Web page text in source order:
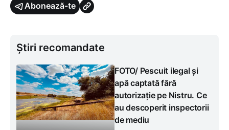
Abonează-te
Știri recomandate
FOTO/ Pescuit ilegal și
apă captată fără
autorizație pe Nistru. Ce
au descoperit inspectorii
de mediu